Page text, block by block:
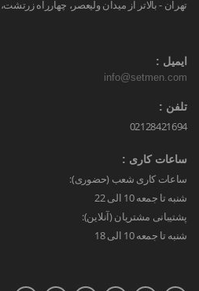
تهران - بالاتر از میدان ولیعصر، چهارراه
ایمیل :
info@setmen.com
تلفن :
02128421694
ساعات کاری :
ساعات کاری شعب (حضوری):
شنبه تا جمعه 10 الی 22
پشتیبانی مشتریان (آنلاین):
شنبه تا جمعه 10 الی 18